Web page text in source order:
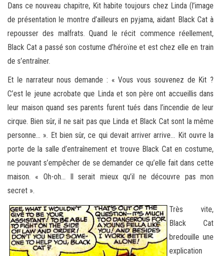
Dans ce nouveau chapitre, Kit habite toujours chez Linda (l’image
de présentation le montre d’ailleurs en pyjama, aidant Black Cat à
repousser des malfrats. Quand le récit commence réellement,
Black Cat a passé son costume d’héroïne et est chez elle en train
de s’entraîner.
Et le narrateur nous demande : « Vous vous souvenez de Kit ?
C’est le jeune acrobate que Linda et son père ont accueillis dans
leur maison quand ses parents furent tués dans l’incendie de leur
cirque. Bien sûr, il ne sait pas que Linda et Black Cat sont la même
personne… ». Et bien sûr, ce qui devait arriver arrive… Kit ouvre la
porte de la salle d’entraînement et trouve Black Cat en costume,
ne pouvant s’empêcher de se demander ce qu’elle fait dans cette
maison. « Oh-oh… Il serait mieux qu’il ne découvre pas mon
secret ».
Très vite,
Black Cat
bredouille une
explication